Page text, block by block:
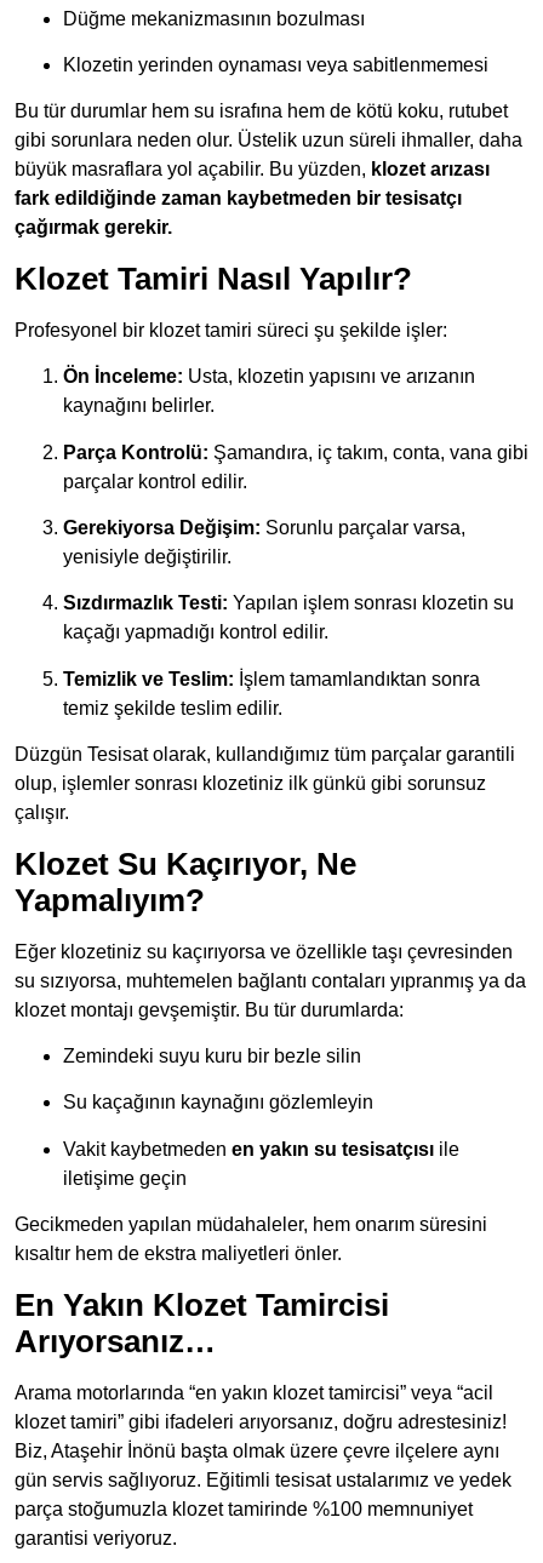
Düğme mekanizmasının bozulması
Klozetin yerinden oynaması veya sabitlenmemesi
Bu tür durumlar hem su israfına hem de kötü koku, rutubet
gibi sorunlara neden olur. Üstelik uzun süreli ihmaller, daha
büyük masraflara yol açabilir. Bu yüzden, klozet arızası
fark edildiğinde zaman kaybetmeden bir tesisatçı
çağırmak gerekir.
Klozet Tamiri Nasıl Yapılır?
Profesyonel bir klozet tamiri süreci şu şekilde işler:
Ön İnceleme: Usta, klozetin yapısını ve arızanın
kaynağını belirler.
Parça Kontrolü: Şamandıra, iç takım, conta, vana gibi
parçalar kontrol edilir.
Gerekiyorsa Değişim: Sorunlu parçalar varsa,
yenisiyle değiştirilir.
Sızdırmazlık Testi: Yapılan işlem sonrası klozetin su
kaçağı yapmadığı kontrol edilir.
Temizlik ve Teslim: İşlem tamamlandıktan sonra
temiz şekilde teslim edilir.
Düzgün Tesisat olarak, kullandığımız tüm parçalar garantili
olup, işlemler sonrası klozetiniz ilk günkü gibi sorunsuz
çalışır.
Klozet Su Kaçırıyor, Ne
Yapmalıyım?
Eğer klozetiniz su kaçırıyorsa ve özellikle taşı çevresinden
su sızıyorsa, muhtemelen bağlantı contaları yıpranmış ya da
klozet montajı gevşemiştir. Bu tür durumlarda:
Zemindeki suyu kuru bir bezle silin
Su kaçağının kaynağını gözlemleyin
Vakit kaybetmeden en yakın su tesisatçısı ile
iletişime geçin
Gecikmeden yapılan müdahaleler, hem onarım süresini
kısaltır hem de ekstra maliyetleri önler.
En Yakın Klozet Tamircisi
Arıyorsanız…
Arama motorlarında “en yakın klozet tamircisi” veya “acil
klozet tamiri” gibi ifadeleri arıyorsanız, doğru adrestesiniz!
Biz, Ataşehir İnönü başta olmak üzere çevre ilçelere aynı
gün servis sağlıyoruz. Eğitimli tesisat ustalarımız ve yedek
parça stoğumuzla klozet tamirinde %100 memnuniyet
garantisi veriyoruz.